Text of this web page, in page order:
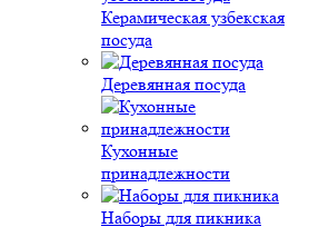
Керамическая узбекская
посуда
Деревянная посуда
Кухонные
принадлежности
Наборы для пикника